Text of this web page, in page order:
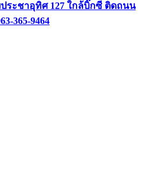
ะชาอุทิศ 127 ใกล้บิ๊กซี ติดถนน
365-9464